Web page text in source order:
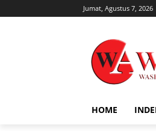
Jumat, Agustus 7, 2026
HOME